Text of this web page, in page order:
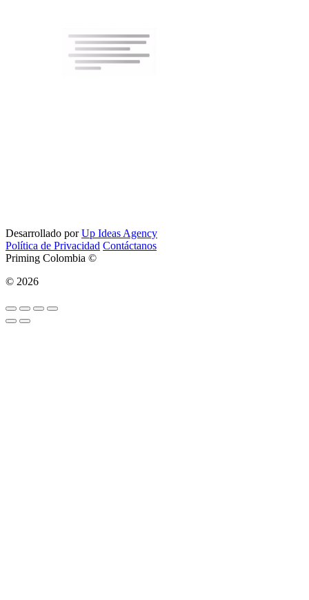
Desarrollado porUp Ideas Agency
Política de Privacidad Contáctanos
Priming Colombia ©
© 2026